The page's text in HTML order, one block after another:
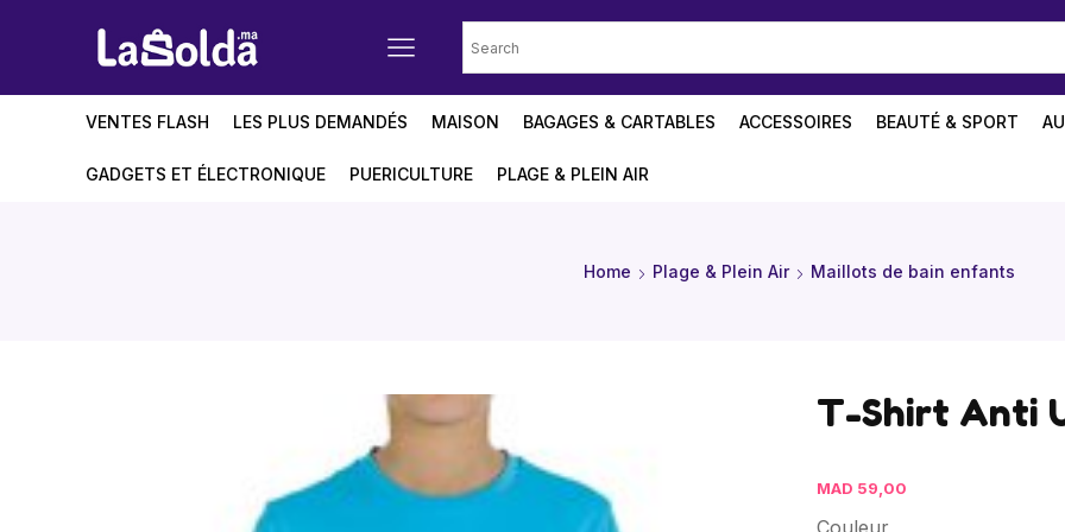
VENTES FLASH LES PLUS DEMANDÉS MAISON BAGAGES & CARTABLES ACCESSOIRES BEAUTÉ & SPORT
GADGETS ET ÉLECTRONIQUE PUERICULTURE PLAGE & PLEIN AIR
Home Plage & Plein Air Maillots de bain enfants
T-Shirt Anti
MAD 59,00